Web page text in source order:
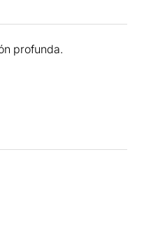
profunda.